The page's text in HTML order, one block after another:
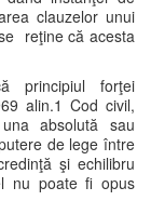
clauzelor unui
reţine că acesta
principiul forţei
alin.1 Cod civil,
absolută sau
de lege între
şi echilibru
nu poate fi opus